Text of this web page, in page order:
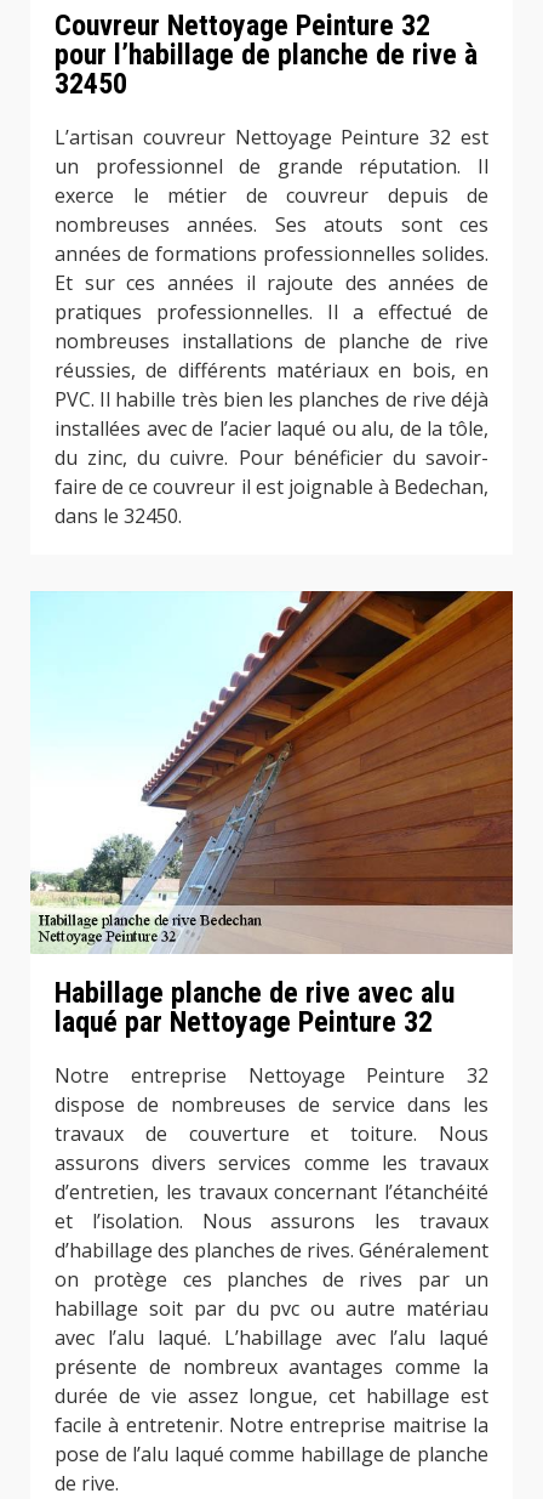
Couvreur Nettoyage Peinture 32
pour l’habillage de planche de rive à
32450
L’artisan couvreur Nettoyage Peinture 32 est
un professionnel de grande réputation. Il
exerce le métier de couvreur depuis de
nombreuses années. Ses atouts sont ces
années de formations professionnelles solides.
Et sur ces années il rajoute des années de
pratiques professionnelles. Il a effectué de
nombreuses installations de planche de rive
réussies, de différents matériaux en bois, en
PVC. Il habille très bien les planches de rive déjà
installées avec de l’acier laqué ou alu, de la tôle,
du zinc, du cuivre. Pour bénéficier du savoir-
faire de ce couvreur il est joignable à Bedechan,
dans le 32450.
Habillage planche de rive avec alu
laqué par Nettoyage Peinture 32
Notre entreprise Nettoyage Peinture 32
dispose de nombreuses de service dans les
travaux de couverture et toiture. Nous
assurons divers services comme les travaux
d’entretien, les travaux concernant l’étanchéité
et l’isolation. Nous assurons les travaux
d’habillage des planches de rives. Généralement
on protège ces planches de rives par un
habillage soit par du pvc ou autre matériau
avec l’alu laqué. L’habillage avec l’alu laqué
présente de nombreux avantages comme la
durée de vie assez longue, cet habillage est
facile à entretenir. Notre entreprise maitrise la
pose de l’alu laqué comme habillage de planche
de rive.